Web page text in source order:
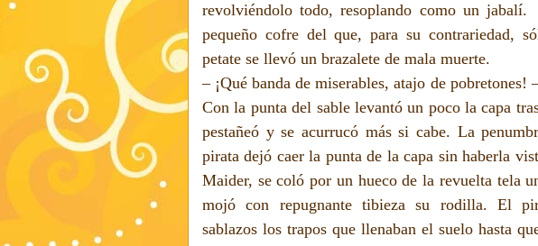
revolviéndolo todo, resoplando como un jabalí.
pequeño cofre del que, para su contrariedad,
petate se llevó un brazalete de mala muerte.
– ¡Qué banda de miserables, atajo de pobretones!
Con la punta del sable levantó un poco la capa
pestañeó y se acurrucó más si cabe. La
pirata dejó caer la punta de la capa sin haberla
Maider, se coló por un hueco de la revuelta tela
mojó con repugnante tibieza su rodilla. El
sablazos los trapos que llenaban el suelo hasta